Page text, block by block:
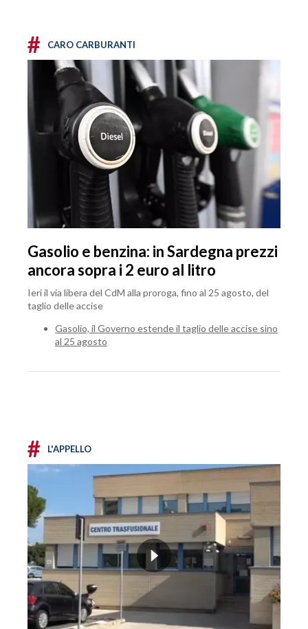
# CARO CARBURANTI
Gasolio e benzina: in Sardegna prezzi
ancora sopra i 2 euro al litro
Ieri il via libera del CdM alla proroga, fino al 25 agosto, del
taglio delle accise
Gasolio, il Governo estende il taglio delle accise sino
al 25 agosto
# L'APPELLO